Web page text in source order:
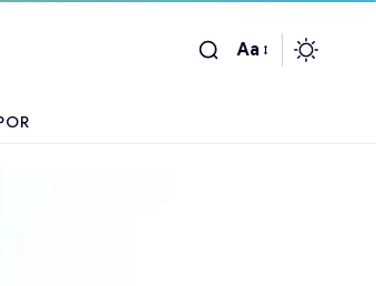
Aa